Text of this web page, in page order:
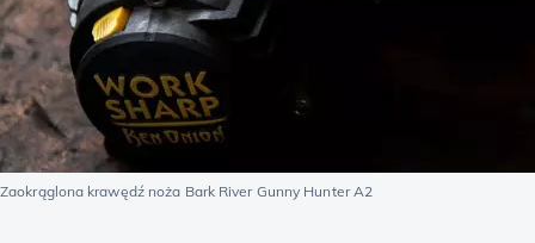
Zaokrąglona krawędź noża Bark River Gunny Hunter A2